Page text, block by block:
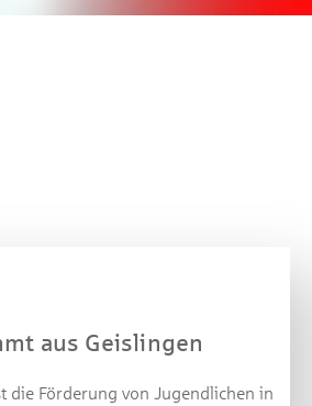
aus Geislingen
die Förderung von Jugendlichen in
verlosen wir 10 Gutscheine des
von je 30 Euro.